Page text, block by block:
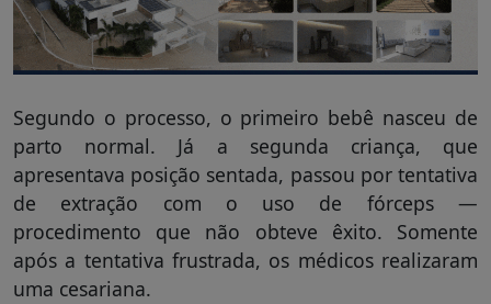
Segundo o processo, o primeiro bebê nasceu de
parto normal. Já a segunda criança, que
apresentava posição sentada, passou por tentativa
de extração com o uso de fórceps —
procedimento que não obteve êxito. Somente
após a tentativa frustrada, os médicos realizaram
uma cesariana.